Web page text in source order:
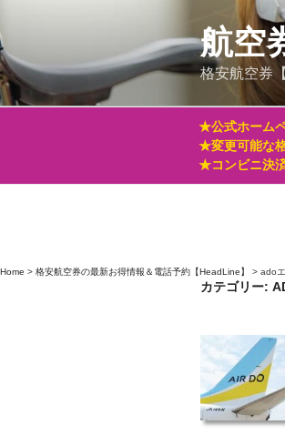
ン
テ
ン
ツ
ッ
航空
格安航空券
★公式ホーム
★変更可能な
★コンビニ決
Home > 格安航空券の最新お得情報＆電話予約【HeadLine】 > ado
カテゴリー: